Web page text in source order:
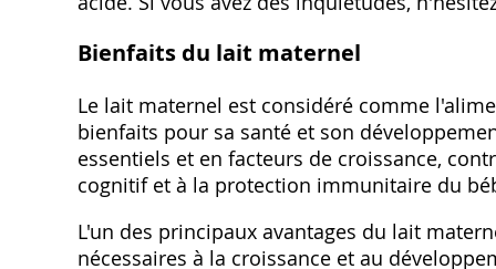
Bienfaits du lait maternel
Le lait maternel est considéré comme
bienfaits pour sa santé et son
essentiels et en facteurs de croissance,
cognitif et à la protection immunitaire du
L'un des principaux avantages du lait
nécessaires à la croissance et au